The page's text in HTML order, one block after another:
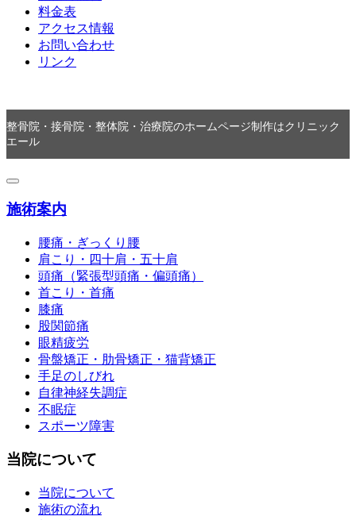
料金表
アクセス情報
お問い合わせ
リンク
整骨院・接骨院・整体院・治療院のホームページ制作はクリニック
エール
施術案内
腰痛・ぎっくり腰
肩こり・四十肩・五十肩
頭痛（緊張型頭痛・偏頭痛）
首こり・首痛
膝痛
股関節痛
眼精疲労
骨盤矯正・肋骨矯正・猫背矯正
手足のしびれ
自律神経失調症
不眠症
スポーツ障害
当院について
当院について
施術の流れ